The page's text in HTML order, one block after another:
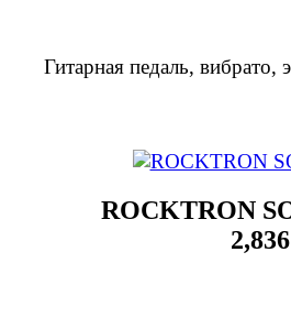
Гитарная педаль, вибрато,
ROCKTRON